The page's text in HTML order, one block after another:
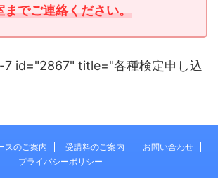
までご連絡ください。
id="2867" title="各種検定申し込
スのご案内 受講料のご案内
お問い合わせ
プライバシーポリシー